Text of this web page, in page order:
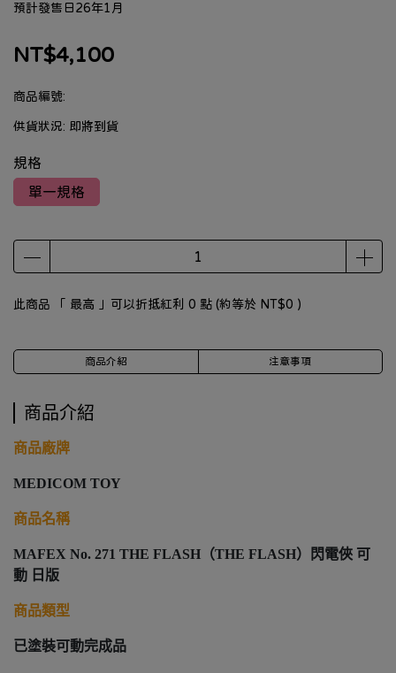
預計發售日26年1月
NT$4,100
商品編號:
供貨狀況: 即將到貨
規格
單一規格
此商品 「 最高 」可以折抵紅利 0 點 (約等於 NT$0 )
商品介紹 注意事項
商品介紹
商品廠牌
MEDICOM TOY
商品名稱
MAFEX No. 271 THE FLASH（THE FLASH）閃電俠 可
動 日版
商品類型
已塗裝可動完成品